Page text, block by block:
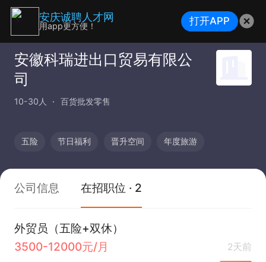
安徽科瑞进出口贸易有限公
司
10-30人 百货批发零售
五险 节日福利 晋升空间 年度旅游
公司信息 在招职位 · 2
外贸员（五险+双休）
3500-12000元/月
2天前
安庆诚聘人才网
用app更方便！ 打开APP